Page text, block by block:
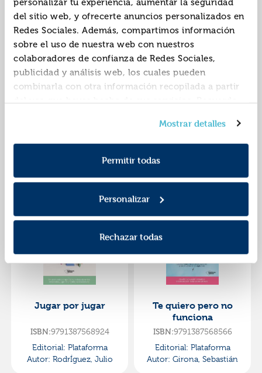
personalizar tu experiencia, aumentar la seguridad
del sitio web, y ofrecerte anuncios personalizados en
Redes Sociales. Además, compartimos información
sobre el uso de nuestra web con nuestros
colaboradores de confianza de Redes Sociales,
publicidad y análisis web, los cuales pueden
combinarla con otra información recopilada a partir
consentimiento en cualquier momento. Para más
información consulta laPolítica de Cookiesy la
Política de Privacidad.
Mostrar detalles
Permitir todas
Personalizar
Rechazar todas
Nélida
Plataforma
Autor:Almudí, Samuel
Crecer en el asombro
Editorial:
Autor:Salas Díaz, Miguel
Jugar por jugar
ISBN:9791387568924
Editorial: Plataforma
Autor: RodrÍguez, Julio
Te quiero pero no
funciona
ISBN:9791387568566
Editorial: Plataforma
Autor: Girona, Sebastián